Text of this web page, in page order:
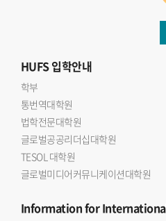
HUFS입학안내
학부
통번역대학원
법학전문대학원
글로벌공공리더십대학원
TESOL 대학원
글로벌미디어커뮤니케이션대학원
Informationfor